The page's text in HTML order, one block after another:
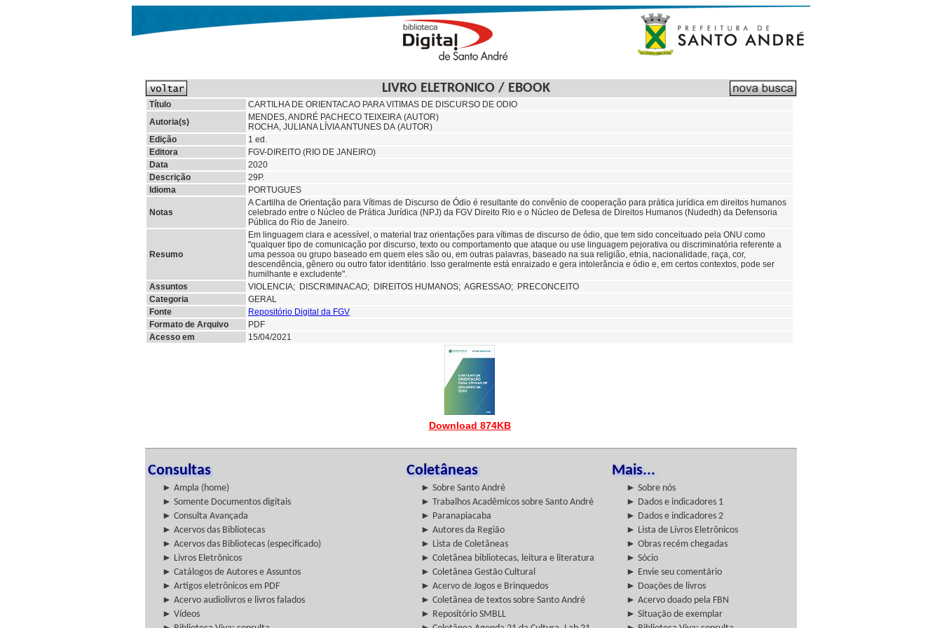
LIVRO ELETRONICO / EBOOK
Título
CARTILHA DE ORIENTACAO PARA VITIMAS DE DISCURSO DE ODIO
Autoria(s)
MENDES, ANDRÉ PACHECO TEIXEIRA (AUTOR)
ROCHA, JULIANA LÍVIA ANTUNES DA (AUTOR)
Edição
1 ed.
Editora
FGV-DIREITO (RIO DE JANEIRO)
Data
2020
Descrição
29P.
Idioma
PORTUGUES
Notas
A Cartilha de Orientação para Vítimas de Discurso de Ódio é resultante do convênio de cooperação para prática jurídica em direitos humanos
celebrado entre o Núcleo de Prática Jurídica (NPJ) da FGV Direito Rio e o Núcleo de Defesa de Direitos Humanos (Nudedh) da Defensoria
Pública do Rio de Janeiro.
Resumo
Em linguagem clara e acessível, o material traz orientações para vítimas de discurso de ódio, que tem sido conceituado pela ONU como
"qualquer tipo de comunicação por discurso, texto ou comportamento que ataque ou use linguagem pejorativa ou discriminatória referente a
uma pessoa ou grupo baseado em quem eles são ou, em outras palavras, baseado na sua religião, etnia, nacionalidade, raça, cor,
descendência, gênero ou outro fator identitário. Isso geralmente está enraizado e gera intolerância e ódio e, em certos contextos, pode ser
humilhante e excludente".
Assuntos
VIOLENCIA; DISCRIMINACAO; DIREITOS HUMANOS; AGRESSAO; PRECONCEITO
Categoria
GERAL
Fonte
Repositório Digital da FGV
Formato de Arquivo
PDF
Acesso em
15/04/2021
Download 874KB
Consultas Coletâneas Mais...
► Ampla (home) ► Sobre Santo André
► Sobre nós
► Somente Documentos digitais
► Trabalhos Acadêmicos sobre Santo André
► Dados e indicadores 1
► Consulta Avançada
► Paranapiacaba
► Dados e indicadores 2
► Acervos das Bibliotecas
► Autores da Região
► Lista de Livros Eletrônicos
► Acervos das Bibliotecas (especificado)
► Lista de Coletâneas
► Obras recém chegadas
► Livros Eletrônicos
► Coletânea bibliotecas, leitura e literatura
► Sócio
► Catálogos de Autores e Assuntos
► Coletânea Gestão Cultural
► Envie seu comentário
► Artigos eletrônicos em PDF
► Acervo de Jogos e Brinquedos
► Doações de livros
► Acervo audiolivros e livros falados
► Coletânea de textos sobre Santo André
► Acervo doado pela FBN
► Vídeos
► Repositório SMBLL
► Situação de exemplar